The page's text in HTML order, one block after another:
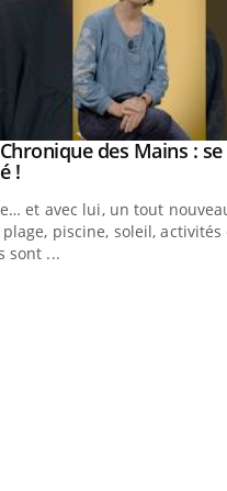
des Mains :
!Youtube
et avec lui, un tout
plage, piscine, soleil,
sont ...